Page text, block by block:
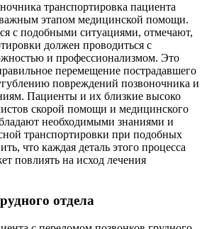
транспортировка пациента
важным этапом медицинской помощи.
с подобными ситуациями, отмечают,
должен проводиться с
и профессионализмом. Это
перемещение пострадавшего
повреждений позвоночника и
Пациенты и их близкие высоко
скорой помощи и медицинского
необходимыми знаниями и
транспортировки при подобных
что каждая деталь этого процесса
повлиять на исход лечения
отдела